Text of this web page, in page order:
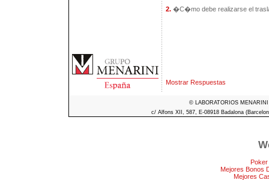
2. �C�mo debe realizarse el
Mostrar Respuestas
© LABORATORIOS
c/ Alfons XII, 587, E-08918 Badalona
Mejores Bonos
Mejores